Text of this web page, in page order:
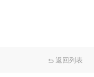
返回列表